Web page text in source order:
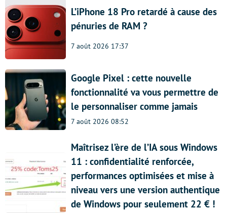
L’iPhone 18 Pro retardé à cause des
pénuries de RAM ?
7 août 2026 17:37
Google Pixel : cette nouvelle
fonctionnalité va vous permettre de
le personnaliser comme jamais
7 août 2026 08:52
Maîtrisez l’ère de l’IA sous Windows
11 : confidentialité renforcée,
performances optimisées et mise à
niveau vers une version authentique
de Windows pour seulement 22 € !